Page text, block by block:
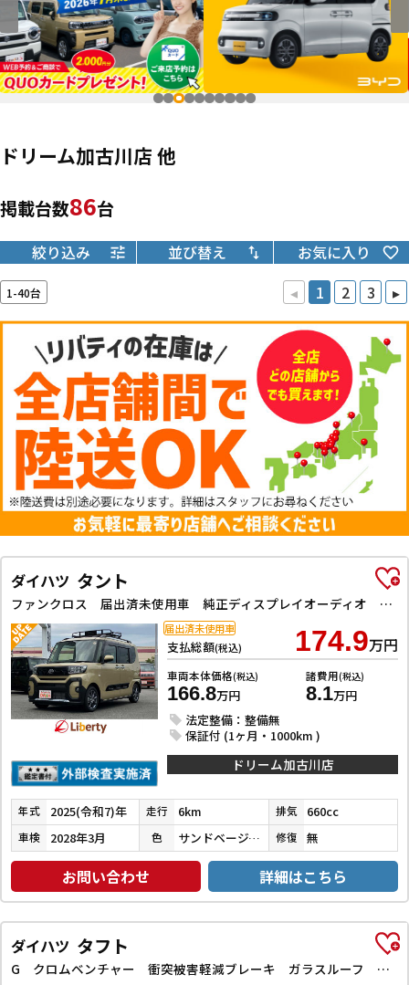
ドリーム加古川店 他
掲載台数86台
絞り込み 並び替え お気に入り
1-40台 ◂ 1 2 3 ▸
ダイハツ タント
ファンクロス 届出済未使用車 純正ディスプレイオーディオ バックカメラ ガラスルーフ 両側電動スライド 電子パーキング オートブレーキホールド 純正アルミホイール LEDヘッドライト フォグライト シートヒーター
支払総額(税込) 174.9万円
車両本体価格(税込)
166.8万円
諸費用(税込)
8.1万円
法定整備：整備無
保証付 (1ヶ月・1000km )
届出済未使用車
ドリーム加古川店
年式 2025(令和7)年 走行 6km 排気 660cc
車検 2028年3月 色 サンドベージュメタリック 修復 無
お問い合わせ 詳細はこちら
ダイハツ タフト
G クロムベンチャー 衝突被害軽減ブレーキ ガラスルーフ 純正アルミホイール ルーフレール クルーズコントロール パーキングセンサー 電子パーキング オートブレーキホールド 前席シートヒーター 電動格納式ミラー